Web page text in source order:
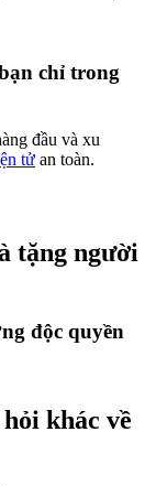
dịch sao chép
chỉ trong
đầu và xu
tử an toàn.
tặng người
độc quyền
khác về